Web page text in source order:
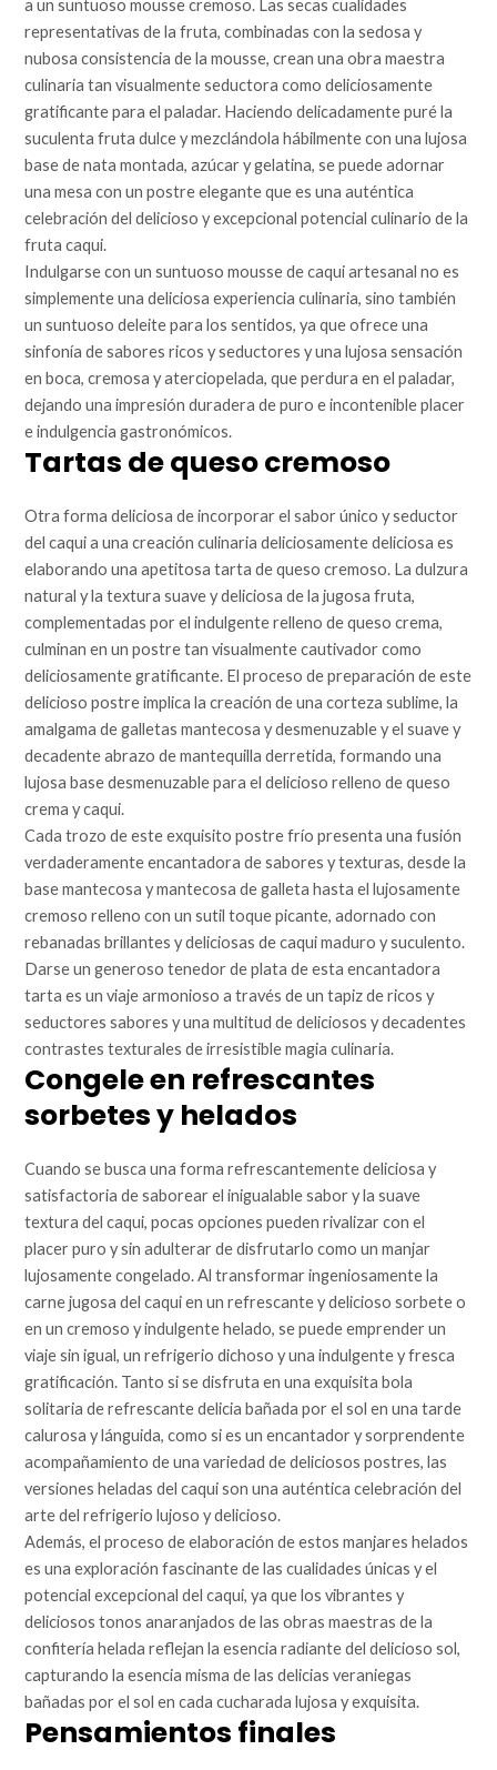
a un suntuoso mousse cremoso. Las secas cualidades
representativas de la fruta, combinadas con la sedosa y
nubosa consistencia de la mousse, crean una obra maestra
culinaria tan visualmente seductora como deliciosamente
gratificante para el paladar. Haciendo delicadamente puré la
suculenta fruta dulce y mezclándola hábilmente con una lujosa
base de nata montada, azúcar y gelatina, se puede adornar
una mesa con un postre elegante que es una auténtica
celebración del delicioso y excepcional potencial culinario de la
fruta caqui.
Indulgarse con un suntuoso mousse de caqui artesanal no es
simplemente una deliciosa experiencia culinaria, sino también
un suntuoso deleite para los sentidos, ya que ofrece una
sinfonía de sabores ricos y seductores y una lujosa sensación
en boca, cremosa y aterciopelada, que perdura en el paladar,
dejando una impresión duradera de puro e incontenible placer
e indulgencia gastronómicos.
Tartas de queso cremoso
Otra forma deliciosa de incorporar el sabor único y seductor
del caqui a una creación culinaria deliciosamente deliciosa es
elaborando una apetitosa tarta de queso cremoso. La dulzura
natural y la textura suave y deliciosa de la jugosa fruta,
complementadas por el indulgente relleno de queso crema,
culminan en un postre tan visualmente cautivador como
deliciosamente gratificante. El proceso de preparación de este
delicioso postre implica la creación de una corteza sublime, la
amalgama de galletas mantecosa y desmenuzable y el suave y
decadente abrazo de mantequilla derretida, formando una
lujosa base desmenuzable para el delicioso relleno de queso
crema y caqui.
Cada trozo de este exquisito postre frío presenta una fusión
verdaderamente encantadora de sabores y texturas, desde la
base mantecosa y mantecosa de galleta hasta el lujosamente
cremoso relleno con un sutil toque picante, adornado con
rebanadas brillantes y deliciosas de caqui maduro y suculento.
Darse un generoso tenedor de plata de esta encantadora
tarta es un viaje armonioso a través de un tapiz de ricos y
seductores sabores y una multitud de deliciosos y decadentes
contrastes texturales de irresistible magia culinaria.
Congele en refrescantes
sorbetes y helados
Cuando se busca una forma refrescantemente deliciosa y
satisfactoria de saborear el inigualable sabor y la suave
textura del caqui, pocas opciones pueden rivalizar con el
placer puro y sin adulterar de disfrutarlo como un manjar
lujosamente congelado. Al transformar ingeniosamente la
carne jugosa del caqui en un refrescante y delicioso sorbete o
en un cremoso y indulgente helado, se puede emprender un
viaje sin igual, un refrigerio dichoso y una indulgente y fresca
gratificación. Tanto si se disfruta en una exquisita bola
solitaria de refrescante delicia bañada por el sol en una tarde
calurosa y lánguida, como si es un encantador y sorprendente
acompañamiento de una variedad de deliciosos postres, las
versiones heladas del caqui son una auténtica celebración del
arte del refrigerio lujoso y delicioso.
Además, el proceso de elaboración de estos manjares helados
es una exploración fascinante de las cualidades únicas y el
potencial excepcional del caqui, ya que los vibrantes y
deliciosos tonos anaranjados de las obras maestras de la
confitería helada reflejan la esencia radiante del delicioso sol,
capturando la esencia misma de las delicias veraniegas
bañadas por el sol en cada cucharada lujosa y exquisita.
Pensamientos finales